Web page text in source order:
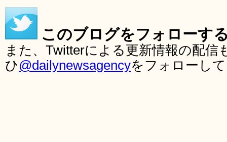
このブログをフォローす
また、Twitterによる更新情報の配
ひ@dailynewsagencyをフォローし